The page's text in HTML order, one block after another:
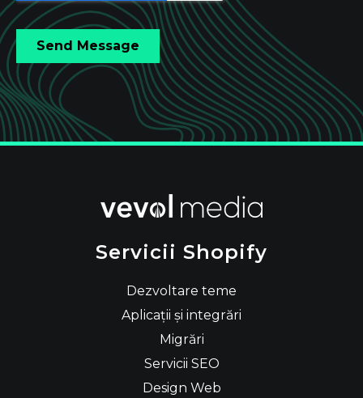
Servicii Shopify
Dezvoltare teme
Aplicații și integrări
Migrări
Servicii SEO
Design Web